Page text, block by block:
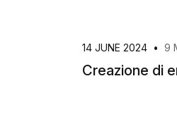
14 JUNE 2024 • 9
Creazione di